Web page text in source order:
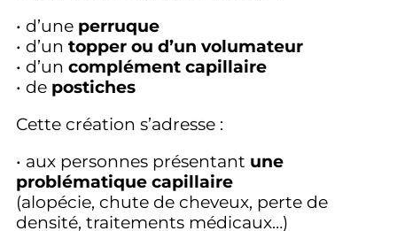
• d’une perruque
• d’un topper ou d’un volumateur
• d’un complément capillaire
• de postiches
Cette création s’adresse :
• aux personnes présentant une
problématique capillaire
(alopécie, chute de cheveux, perte de
densité, traitements médicaux…)